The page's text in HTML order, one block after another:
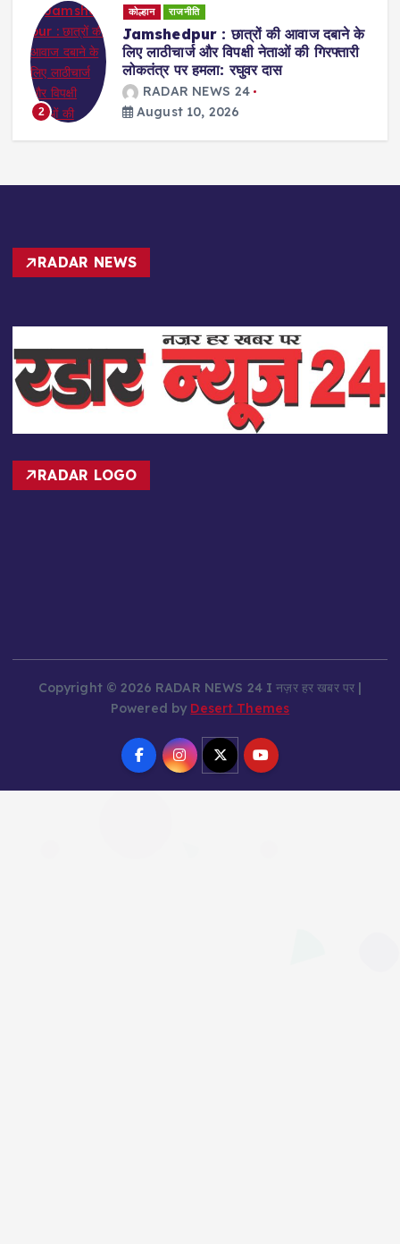
3
Uncategorized
Muri : राहे-सोनाहातू में देशव्यापी जेल भरो
आंदोलन, 163 किसानों ने दी गिरफ्तारी
RADAR NEWS 24
August 10, 2026
RADAR NEWS
RADAR LOGO
Powered byDesert Themes